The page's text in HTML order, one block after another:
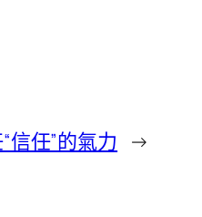
信任”的氣力 →